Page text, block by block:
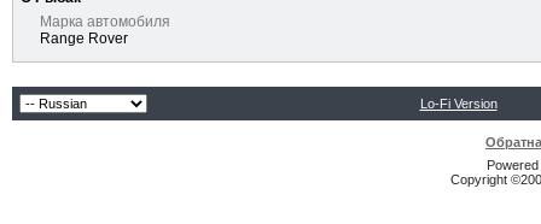
Марка автомобиля
Range Rover
Lo-Fi Version
Copyright